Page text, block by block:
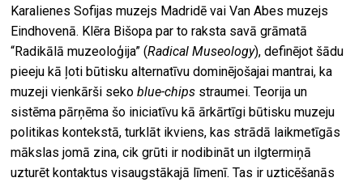
Karalienes Sofijas muzejs Madridē vai Van Abes muzejs
Eindhovenā. Klēra Bišopa par to raksta savā grāmatā
“Radikālā muzeoloģija” (Radical Museology), definējot šādu
pieeju kā ļoti būtisku alternatīvu dominējošajai mantrai, ka
muzeji vienkārši sekoblue-chips straumei. Teorija un
sistēma pārņēma šo iniciatīvu kā ārkārtīgi būtisku muzeju
politikas kontekstā, turklāt ikviens, kas strādā laikmetīgās
mākslas jomā zina, cik grūti ir nodibināt un ilgtermiņā
uzturēt kontaktus visaugstākajā līmenī. Tas ir uzticēšanās